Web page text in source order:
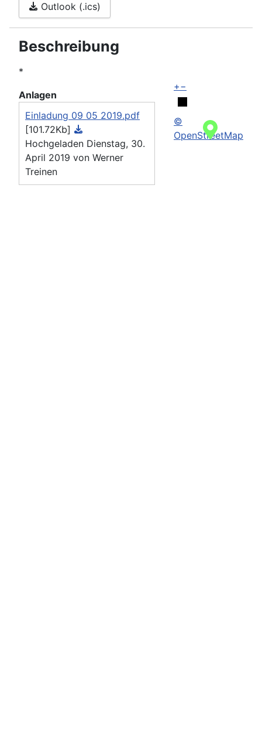
Outlook (.ics)
Beschreibung
*
Anlagen
Einladung 09 05 2019.pdf
[101.72Kb]
Hochgeladen Dienstag, 30.
April 2019 von Werner
Treinen
+−
©
OpenStreetMap